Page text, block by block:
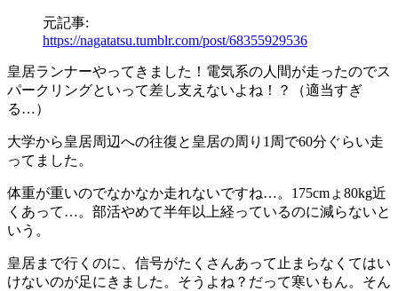
元記事:
https://nagatatsu.tumblr.com/post/68355929536
皇居ランナーやってきました！電気系の人間が走ったのでス
パークリングといって差し支えないよね！？（適当すぎ
る…）
大学から皇居周辺への往復と皇居の周り1周で60分ぐらい走
ってました。
体重が重いのでなかなか走れないですね…。175cmょ80kg近
くあって…。部活やめて半年以上経っているのに減らないと
いう。
皇居まで行くのに、信号がたくさんあって止まらなくてはい
けないのが足にきました。そうよね？だって寒いもん。そん